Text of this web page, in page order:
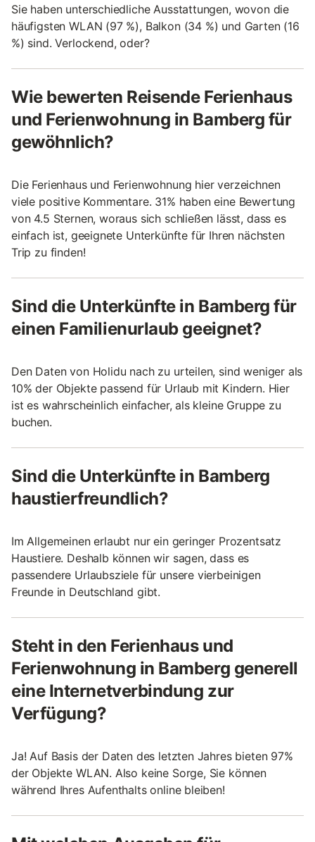
Sie haben unterschiedliche Ausstattungen, wovon die
häufigsten WLAN (97 %), Balkon (34 %) und Garten (16
%) sind. Verlockend, oder?
Wie bewerten Reisende Ferienhaus
und Ferienwohnung in Bamberg für
gewöhnlich?
Die Ferienhaus und Ferienwohnung hier verzeichnen
viele positive Kommentare. 31% haben eine Bewertung
von 4.5 Sternen, woraus sich schließen lässt, dass es
einfach ist, geeignete Unterkünfte für Ihren nächsten
Trip zu finden!
Sind die Unterkünfte in Bamberg für
einen Familienurlaub geeignet?
Den Daten von Holidu nach zu urteilen, sind weniger als
10% der Objekte passend für Urlaub mit Kindern. Hier
ist es wahrscheinlich einfacher, als kleine Gruppe zu
buchen.
Sind die Unterkünfte in Bamberg
haustierfreundlich?
Im Allgemeinen erlaubt nur ein geringer Prozentsatz
Haustiere. Deshalb können wir sagen, dass es
passendere Urlaubsziele für unsere vierbeinigen
Freunde in Deutschland gibt.
Steht in den Ferienhaus und
Ferienwohnung in Bamberg generell
eine Internetverbindung zur
Verfügung?
Ja! Auf Basis der Daten des letzten Jahres bieten 97%
der Objekte WLAN. Also keine Sorge, Sie können
während Ihres Aufenthalts online bleiben!